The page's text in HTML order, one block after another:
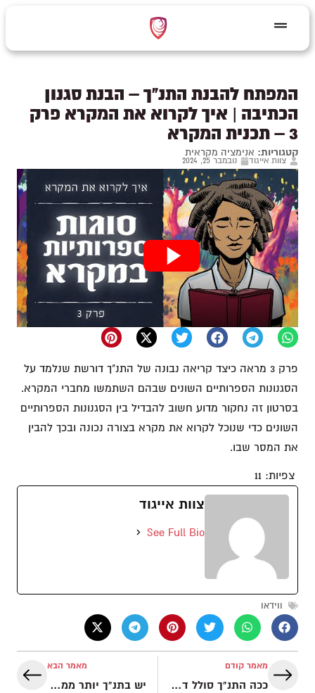
המפתח להבנת התנ"ך – הבנת סגנון
הכתיבה | איך לקרוא את המקרא פרק
3 – תכנית המקרא
קטגוריות: אנימציה מקראית
צוות אייגוד נובמבר 25, 2024
פרק 3 מראה כיצד קריאה נבונה של התנ"ך דורשת שנלמד על
הסגנונות הספרותיים השונים שבהם השתמשו מחברי המקרא.
בסרטון זה נחקור מדוע חשוב להבדיל בין הסגנונות הספרותיים
השונים כדי שנוכל לקרוא את מקרא בצורה נכונה ובכך להבין
את המסר שבו.
צפיות: 11
צוות אייגוד
See Full Bio
ווידאו
מאמר קודם
ככה התנ"ך סולל דרך לתכנית גאולת העולם! | איך לקרוא את המקרא פרק 2 – תכנית המקרא
מאמר הבא
יש בתנ"ך יותר ממה שהעין רואה | איך לקרוא את המקרא פרק 4 – תכנית המקרא